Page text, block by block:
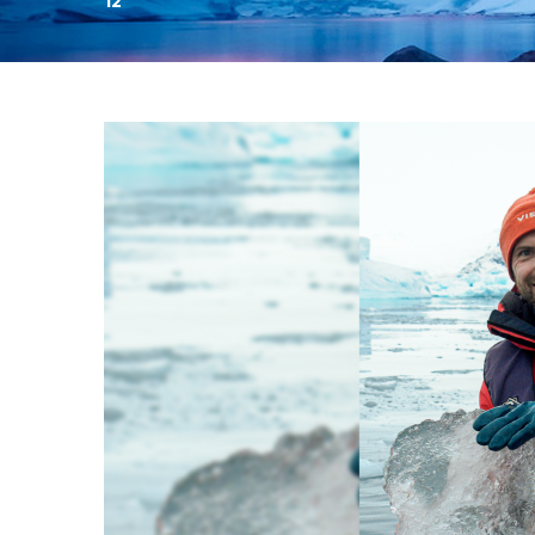
День:
12.10.2023